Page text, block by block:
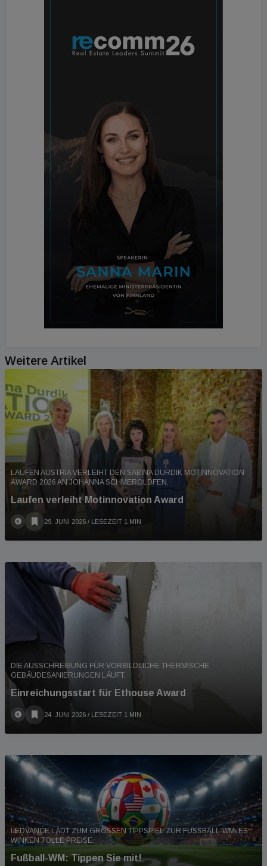
im Bereich der intelligenten und vernetzten
Beleuchtungslösungen konsequent ausbaut.
Weitere Artikel
LAUFEN AUSTRIA VERLEIHT DEN SABINA DURDIK MOTINNOVATION
AWARD 2026 AN JOHANNA SCHMEROLDFEN.
Laufen verleiht Motinnovation Award
29. JUNI 2026 / LESEZEIT 1 MIN
DIE AUSSCHREIBUNG FÜR VORBILDLICHE THERMISCHE
GEBÄUDESANIERUNGEN LÄUFT.
Einreichungsstart für Ethouse Award
24. JUNI 2026 / LESEZEIT 1 MIN
LEDVANCE LÄDT ZUM GROSSEN TIPPSPIEL ZUR FUSSBALL-WM. ES WI
NKEN TOLLE PREISE.
Fußball-WM: Tippen Sie mit!